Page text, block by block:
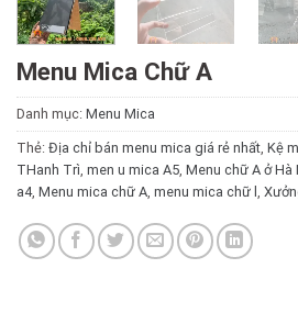
Menu Mica Chữ A
Danh mục: Menu Mica
Thẻ: Địa chỉ bán menu mica giá rẻ nhất, Kệ
THanh Trì, men u mica A5, Menu chữ A ở Hà
a4, Menu mica chữ A, menu mica chữ l ,